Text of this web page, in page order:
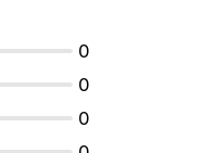
0
0
0